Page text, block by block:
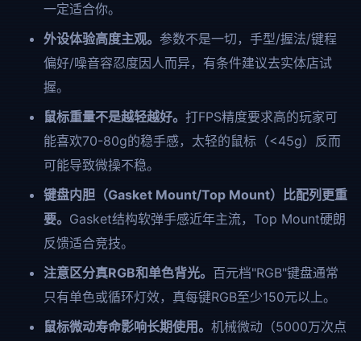
一定适合你。
外设体验高度主观。 参数不是一切，手型/握法/键程
偏好/噪音容忍度因人而异，有条件建议去实体店试
握。
鼠标重量不是越轻越好。 打FPS精度要求高的玩家可
能喜欢70-80g的稳手感，太轻的鼠标（<45g）反而
可能导致微操不稳。
键盘内胆（Gasket Mount/Top Mount）比配列更重
要。 Gasket结构软弹手感近年主流，Top Mount硬朗
反馈适合竞技。
注意区分真RGB和单色背光。 百元档"RGB"键盘通常
只有单色或循环灯效，真每键RGB至少150元以上。
鼠标微动寿命影响长期使用。 机械微动（5000万次点